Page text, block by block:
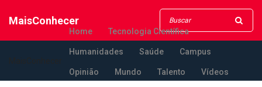
MaisConhecer
Home Tecnologia Científica
Humanidades Saúde Campus
Opinião Mundo Talento Vídeos